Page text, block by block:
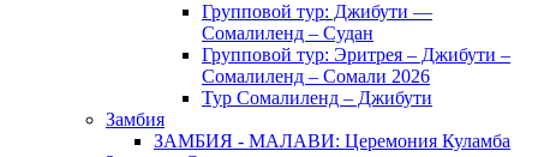
Групповой тур: Джибути —
Сомалиленд – Судан
Групповой тур: Эритрея – Джибути –
Сомалиленд – Сомали 2026
Тур Cомалиленд – Джибути
Замбия
ЗАМБИЯ - МАЛАВИ: Церемония Куламба